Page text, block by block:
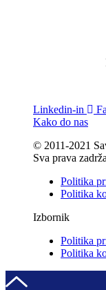
Linkedin-in
Kako do nas
© 2011-2021
Sva prava
Politika
Politika
Izbornik
Politika
Politika